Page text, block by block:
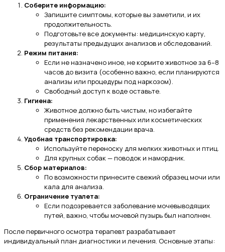
Соберите информацию:
Запишите симптомы, которые вы заметили, и их
продолжительность.
Подготовьте все документы: медицинскую карту,
результаты предыдущих анализов и обследований.
Режим питания:
Если не назначено иное, не кормите животное за 6–8
часов до визита (особенно важно, если планируются
анализы или процедуры под наркозом).
Свободный доступ к воде оставьте.
Гигиена:
Животное должно быть чистым, но избегайте
применения лекарственных или косметических
средств без рекомендации врача.
Удобная транспортировка:
Используйте переноску для мелких животных и птиц.
Для крупных собак — поводок и намордник.
Сбор материалов:
По возможности принесите свежий образец мочи или
кала для анализа.
Ограничение туалета:
Если подозревается заболевание мочевыводящих
путей, важно, чтобы мочевой пузырь был наполнен.
После первичного осмотра терапевт разрабатывает
индивидуальный план диагностики и лечения. Основные этапы: